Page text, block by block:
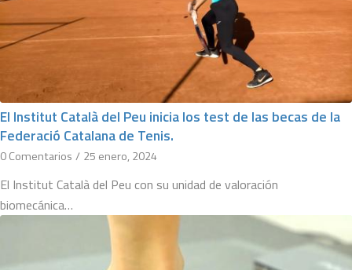
El Institut Català del Peu inicia los test de las becas de la
Federació Catalana de Tenis.
0 Comentarios / 25 enero, 2024
El Institut Català del Peu con su unidad de valoración
biomecánica…